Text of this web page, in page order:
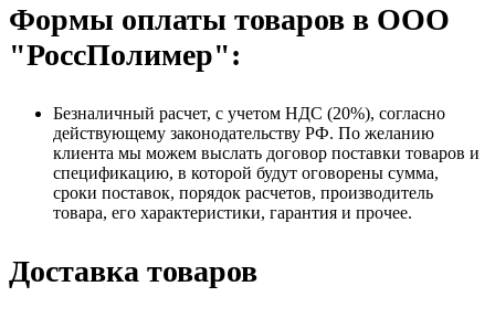
Формы оплаты товаров в ООО
"РоссПолимер":
Безналичный расчет, с учетом НДС (20%), согласно
действующему законодательству РФ. По желанию
клиента мы можем выслать договор поставки товаров и
спецификацию, в которой будут оговорены сумма,
сроки поставок, порядок расчетов, производитель
товара, его характеристики, гарантия и прочее.
Доставка товаров